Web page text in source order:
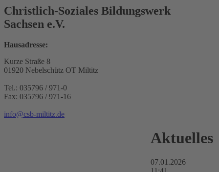
Christlich-Soziales Bildungswerk
Sachsen e.V.
Hausadresse:
Kurze Straße 8
01920 Nebelschütz OT Miltitz
Tel.: 035796 / 971-0
Fax: 035796 / 971-16
info@csb-miltitz.de
Aktuelles
07.01.2026